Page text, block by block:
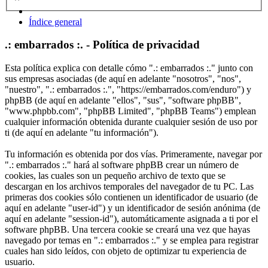
Índice general
.: embarrados :. - Política de privacidad
Esta política explica con detalle cómo ".: embarrados :." junto con
sus empresas asociadas (de aquí en adelante "nosotros", "nos",
"nuestro", ".: embarrados :.", "https://embarrados.com/enduro") y
phpBB (de aquí en adelante "ellos", "sus", "software phpBB",
"www.phpbb.com", "phpBB Limited", "phpBB Teams") emplean
cualquier información obtenida durante cualquier sesión de uso por
ti (de aquí en adelante "tu información").
Tu información es obtenida por dos vías. Primeramente, navegar por
".: embarrados :." hará al software phpBB crear un número de
cookies, las cuales son un pequeño archivo de texto que se
descargan en los archivos temporales del navegador de tu PC. Las
primeras dos cookies sólo contienen un identificador de usuario (de
aquí en adelante "user-id") y un identificador de sesión anónima (de
aquí en adelante "session-id"), automáticamente asignada a ti por el
software phpBB. Una tercera cookie se creará una vez que hayas
navegado por temas en ".: embarrados :." y se emplea para registrar
cuales han sido leídos, con objeto de optimizar tu experiencia de
usuario.